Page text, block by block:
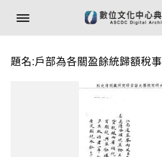
題名:戶部為各關盈餘統歸額稅事